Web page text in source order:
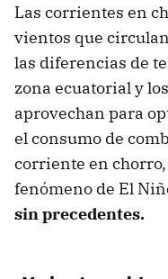
Las corrientes en
vientos que
las diferencias de
zona ecuatorial y
aprovechan para
el consumo de
corriente en
fenómeno de El
sin precedentes.